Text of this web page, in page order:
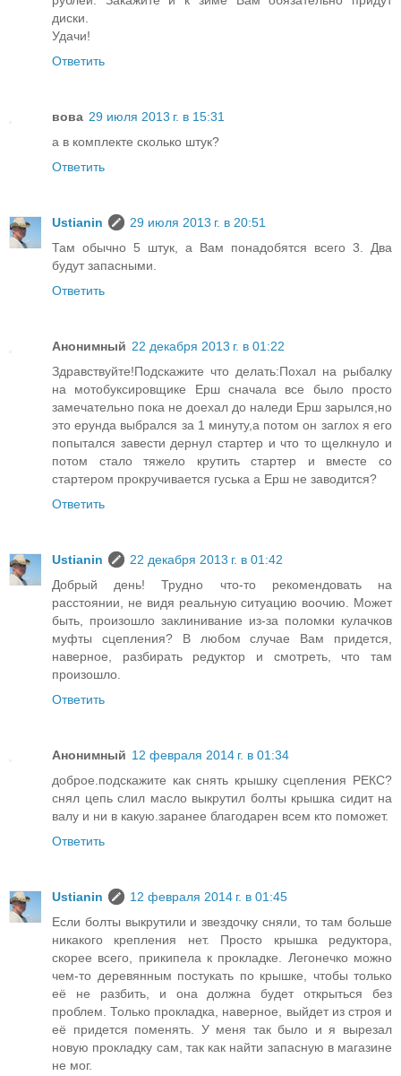
диски.
Удачи!
Ответить
вова 29 июля 2013 г. в 15:31
а в комплекте сколько штук?
Ответить
Ustianin
29 июля 2013 г. в 20:51
Там обычно 5 штук, а Вам понадобятся всего 3. Два
будут запасными.
Ответить
Анонимный 22 декабря 2013 г. в 01:22
Здравствуйте!Подскажите что делать:Похал на рыбалку
на мотобуксировщике Ерш сначала все было просто
замечательно пока не доехал до наледи Ерш зарылся,но
это ерунда выбрался за 1 минуту,а потом он заглох я его
попытался завести дернул стартер и что то щелкнуло и
потом стало тяжело крутить стартер и вместе со
стартером прокручивается гуська а Ерш не заводится?
Ответить
Ustianin
22 декабря 2013 г. в 01:42
Добрый день! Трудно что-то рекомендовать на
расстоянии, не видя реальную ситуацию воочию. Может
быть, произошло заклинивание из-за поломки кулачков
муфты сцепления? В любом случае Вам придется,
наверное, разбирать редуктор и смотреть, что там
произошло.
Ответить
Анонимный 12 февраля 2014 г. в 01:34
доброе.подскажите как снять крышку сцепления РЕКС?
снял цепь слил масло выкрутил болты крышка сидит на
валу и ни в какую.заранее благодарен всем кто поможет.
Ответить
Ustianin
12 февраля 2014 г. в 01:45
Если болты выкрутили и звездочку сняли, то там больше
никакого крепления нет. Просто крышка редуктора,
скорее всего, прикипела к прокладке. Легонечко можно
чем-то деревянным постукать по крышке, чтобы только
её не разбить, и она должна будет открыться без
проблем. Только прокладка, наверное, выйдет из строя и
её придется поменять. У меня так было и я вырезал
новую прокладку сам, так как найти запасную в магазине
не мог.